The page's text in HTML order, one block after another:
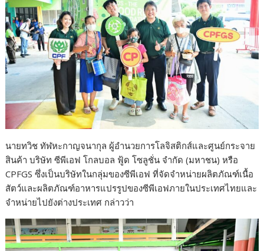
นายทวิช ทัฬหะกาญจนากุล ผู้อำนวยการโลจิสติกส์และศูนย์กระจาย
สินค้า บริษัท ซีพีเอฟ โกลบอล ฟู้ด โซลูชั่น จำกัด (มหาชน) หรือ
CPFGS ซึ่งเป็นบริษัทในกลุ่มของซีพีเอฟ ที่จัดจำหน่ายผลิตภัณฑ์เนื้อ
สัตว์และผลิตภัณฑ์อาหารแปรรูปของซีพีเอฟภายในประเทศไทยและ
จำหน่ายไปยังต่างประเทศ กล่าวว่า